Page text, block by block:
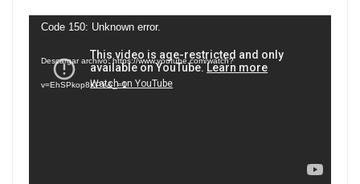
Reproductor
vídeo
Code 150: Unknown error.
Descargar archivo: https://www.youtube.com/watch?
v=EhSPkop8KPY&_=1